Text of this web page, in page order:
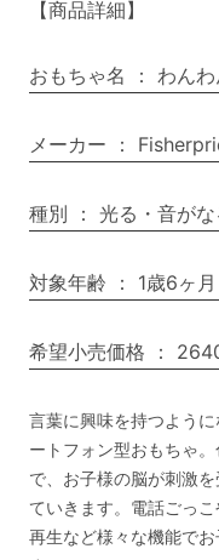
【商品詳細】
おもちゃ名 ： わん
メーカー ：
種別 ： 光る・音が
対象年齢 ： 1歳6ヶ月
希望小売価格 ：
言葉に興味を持つよう
ートフォン型おもちゃ
で、お子様の脳が刺激
ていきます。電話ごっ
再生など様々な機能で